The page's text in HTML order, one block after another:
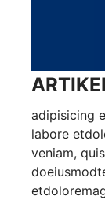
adipisicing
labore
veniam,